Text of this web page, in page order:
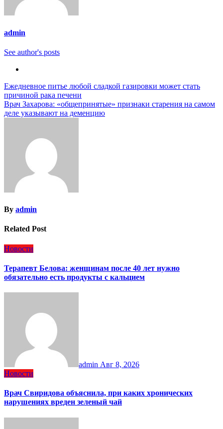
admin
See author's posts
Навигация
по
записям
Ежедневное питье любой сладкой газировки может стать
причиной рака печени
Врач Захарова: «общепринятые» признаки старения на самом
деле указывают на деменцию
By admin
Related Post
Новости
Терапевт Белова: женщинам после 40 лет нужно
обязательно есть продукты с кальцием
admin Авг 8, 2026
Новости
Врач Свиридова объяснила, при каких хронических
нарушениях вреден зеленый чай